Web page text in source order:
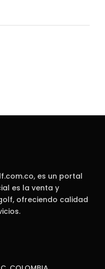
es un portal
es la venta y
ofreciendo calidad